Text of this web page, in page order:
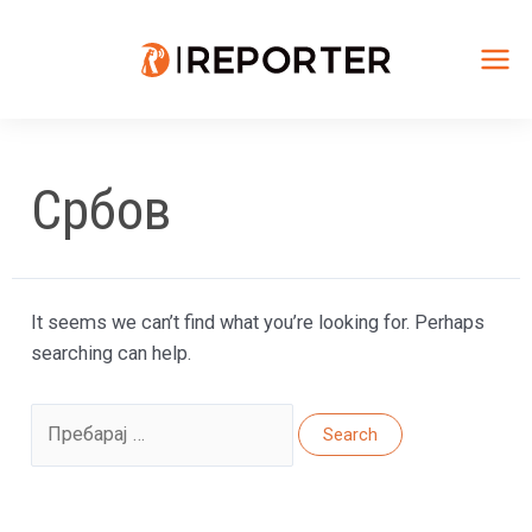
Србов
It seems we can’t find what you’re looking for. Perhaps
searching can help.